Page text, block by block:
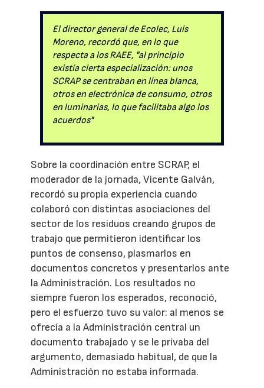
El director general de Ecolec, Luis
Moreno, recordó que, en lo que
respecta a los RAEE, "al principio
existía cierta especialización: unos
SCRAP se centraban en línea blanca,
otros en electrónica de consumo, otros
en luminarias, lo que facilitaba algo los
acuerdos"
Sobre la coordinación entre SCRAP, el
moderador de la jornada, Vicente Galván,
recordó su propia experiencia cuando
colaboró con distintas asociaciones del
sector de los residuos creando grupos de
trabajo que permitieron identificar los
puntos de consenso, plasmarlos en
documentos concretos y presentarlos ante
la Administración. Los resultados no
siempre fueron los esperados, reconoció,
pero el esfuerzo tuvo su valor: al menos se
ofrecía a la Administración central un
documento trabajado y se le privaba del
argumento, demasiado habitual, de que la
Administración no estaba informada.